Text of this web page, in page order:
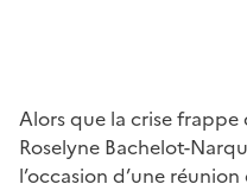
Alors que la crise
Roselyne Bachelot-
l’occasion d’une